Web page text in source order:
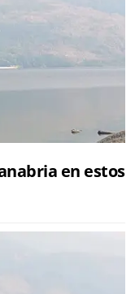
en estos